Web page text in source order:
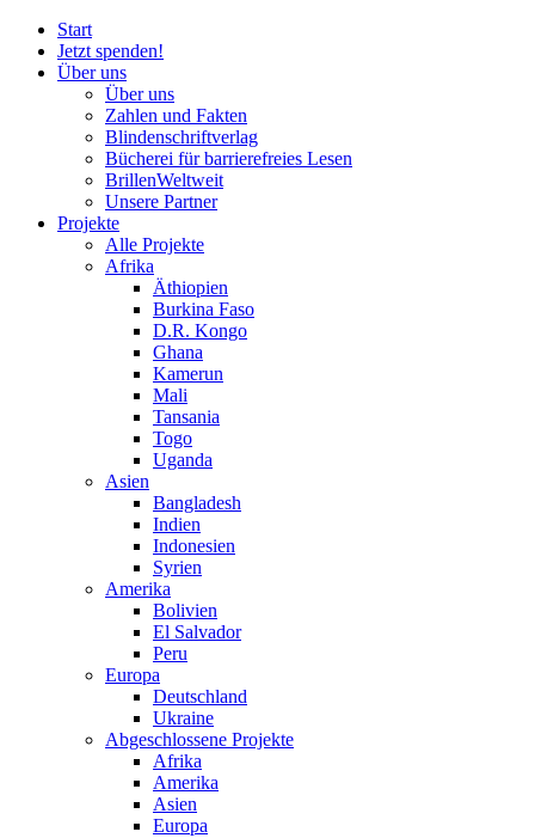
Start
Jetzt spenden!
Über uns
Über uns
Zahlen und Fakten
Blindenschriftverlag
Bücherei fürbarrierefreies Lesen
BrillenWeltweit
Unsere Partner
Projekte
Alle Projekte
Afrika
Äthiopien
Burkina Faso
D.R. Kongo
Ghana
Kamerun
Mali
Tansania
Togo
Uganda
Asien
Bangladesh
Indien
Indonesien
Syrien
Amerika
Bolivien
El Salvador
Peru
Europa
Deutschland
Ukraine
Abgeschlossene Projekte
Afrika
Amerika
Asien
Europa